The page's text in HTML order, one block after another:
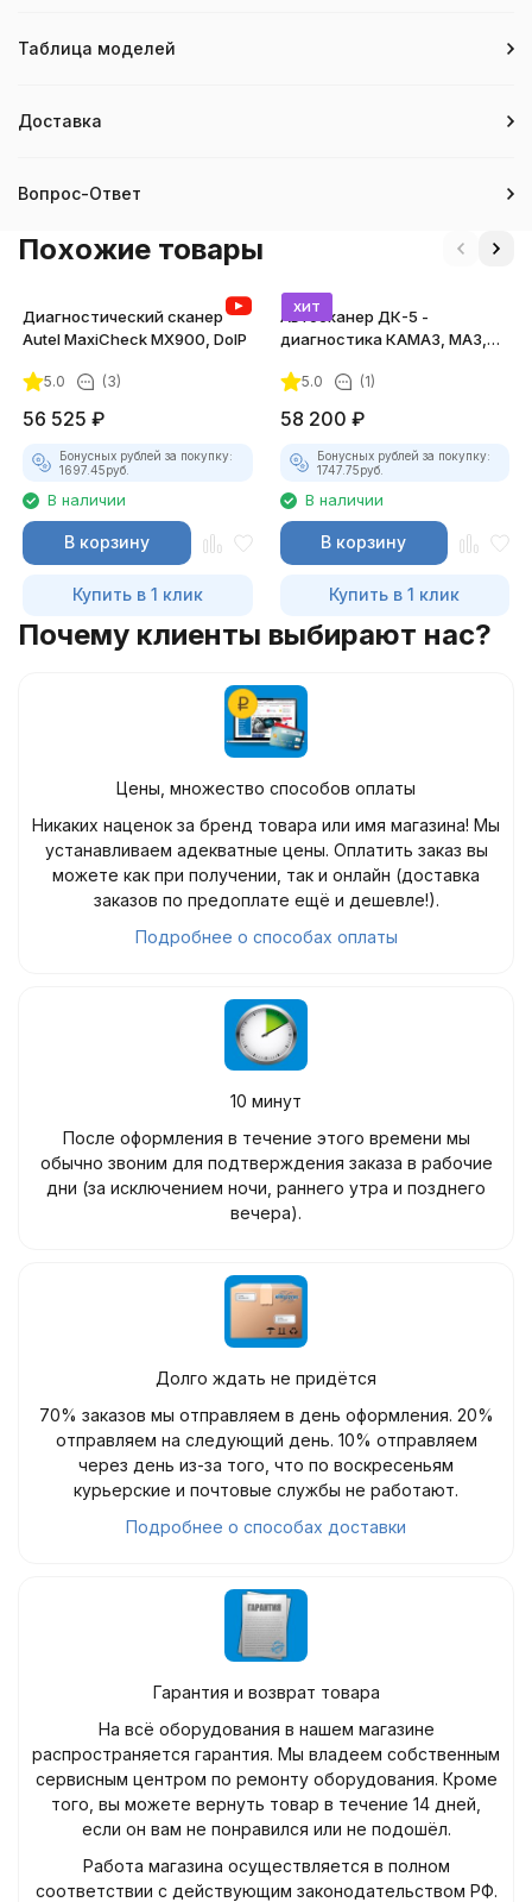
Таблица моделей
Доставка
Вопрос-Ответ
Похожие товары
Диагностический сканер
Autel MaxiCheck MX900, DoIP
5.0 (3)
56 525 ₽
Бонусных рублей за покупку:
1697.45руб.
В наличии
В корзину
Купить в 1 клик
хит
Автосканер ДК-5 -
диагностика КАМАЗ, МАЗ,
5.0 (1)
58 200 ₽
Бонусных рублей за покупку:
1747.75руб.
В наличии
В корзину
Купить в 1 клик
Почему клиенты выбирают нас?
Цены, множество способов оплаты
Никаких наценок за бренд товара или имя магазина! Мы
устанавливаем адекватные цены. Оплатить заказ вы
можете как при получении, так и онлайн (доставка
заказов по предоплате ещё и дешевле!).
Подробнее о способах оплаты
10 минут
После оформления в течение этого времени мы
обычно звоним для подтверждения заказа в рабочие
дни (за исключением ночи, раннего утра и позднего
вечера).
Долго ждать не придётся
70% заказов мы отправляем в день оформления. 20%
отправляем на следующий день. 10% отправляем
через день из-за того, что по воскресеньям
курьерские и почтовые службы не работают.
Подробнее о способах доставки
Гарантия и возврат товара
На всё оборудования в нашем магазине
распространяется гарантия. Мы владеем собственным
сервисным центром по ремонту оборудования. Кроме
того, вы можете вернуть товар в течение 14 дней,
если он вам не понравился или не подошёл.
Работа магазина осуществляется в полном
соответствии с действующим законодательством РФ.